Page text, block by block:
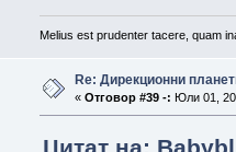
Melius est prudenter tacere, quam
Re: Дирекционни
« Отговор #39 -: Юли 01,